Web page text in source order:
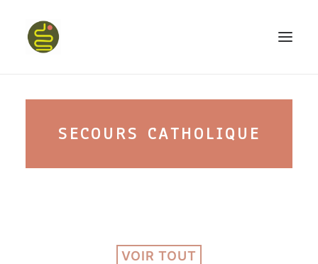
PROGRAMME HAPPY BELLY
SECOURS CATHOLIQUE
VOIR TOUT